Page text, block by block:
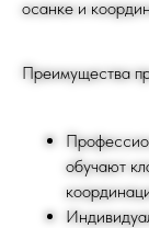
осанке и
Преимущества
обучают